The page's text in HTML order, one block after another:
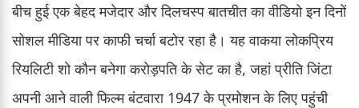
बीच हुई एक बेहद मजेदार और दिलचस्प बातचीत का वीडियो इन दिनों
सोशल मीडिया पर काफी चर्चा बटोर रहा है। यह वाकया लोकप्रिय
रियलिटी शो कौन बनेगा करोड़पति के सेट का है, जहां प्रीति जिंटा
अपनी आने वाली फिल्म बंटवारा 1947 के प्रमोशन के लिए पहुंची